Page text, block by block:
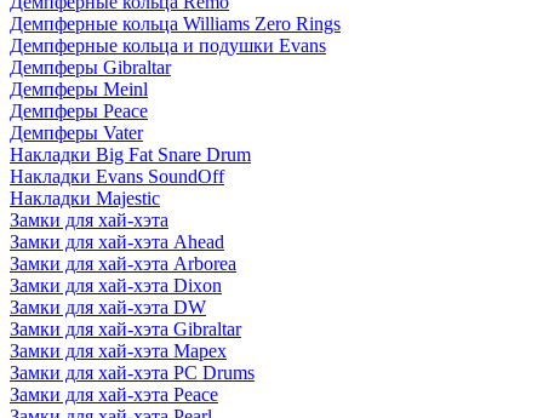
Демпферные кольца Williams Zero Rings
Демпферные кольца и подушки Evans
Демпферы Gibraltar
Демпферы Meinl
Демпферы Peace
Демпферы Vater
Накладки Big Fat Snare Drum
Накладки Evans SoundOff
Накладки Majestic
Замки для хай-хэта
Замки для хай-хэта Ahead
Замки для хай-хэта Arborea
Замки для хай-хэта Dixon
Замки для хай-хэта DW
Замки для хай-хэта Gibraltar
Замки для хай-хэта Mapex
Замки для хай-хэта PC Drums
Замки для хай-хэта Peace